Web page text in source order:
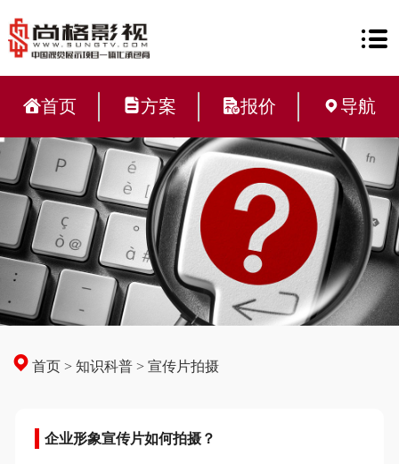
首页 方案 报价 导航
首页 >知识科普 >宣传片拍摄
企业形象宣传片如何拍摄？